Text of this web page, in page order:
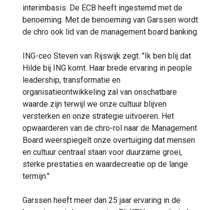
interimbasis. De ECB heeft ingestemd met de
benoeming. Met de benoeming van Garssen wordt
de chro ook lid van de management board banking.
ING-ceo Steven van Rijswijk zegt: "Ik ben blij dat
Hilde bij ING komt. Haar brede ervaring in people
leadership, transformatie en
organisatieontwikkeling zal van onschatbare
waarde zijn terwijl we onze cultuur blijven
versterken en onze strategie uitvoeren. Het
opwaarderen van de chro-rol naar de Management
Board weerspiegelt onze overtuiging dat mensen
en cultuur centraal staan voor duurzame groei,
sterke prestaties en waardecreatie op de lange
termijn."
Garssen heeft meer dan 25 jaar ervaring in de